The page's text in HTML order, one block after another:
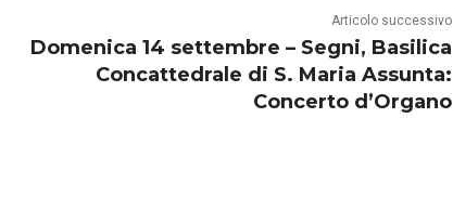
Articolo successivo
Domenica 14 settembre – Segni, Basilica
Concattedrale di S. Maria Assunta:
Concerto d’Organo